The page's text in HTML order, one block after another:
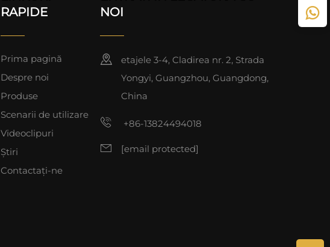
RAPIDE
Prima pagină
Despre noi
Produse
Scenarii de utilizare
Videoclipuri
Știri
Contactați-ne
NOI
etajele 3-4, Cladirea nr. 2, Strada
Yongyi, Guangzhou, Guangdong,
China
+86-13824494018
[email protected]